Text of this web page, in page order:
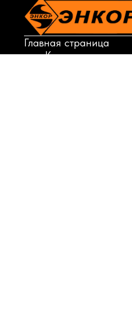
Главная страница
Корзина